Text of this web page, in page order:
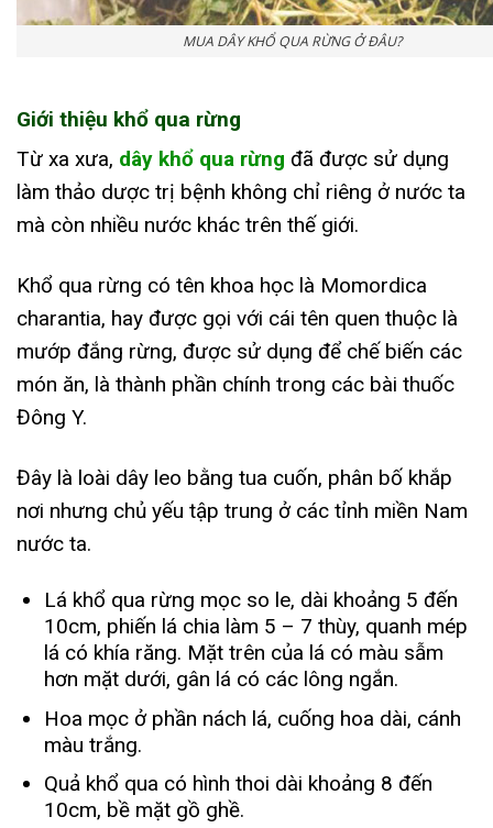
MUA DÂY KHỔ QUA RỪNG Ở ĐÂU?
Giới thiệu khổ qua rừng
Từ xa xưa, dây khổ qua rừng đã được sử dụng
làm thảo dược trị bệnh không chỉ riêng ở nước ta
mà còn nhiều nước khác trên thế giới.
Khổ qua rừng có tên khoa học là Momordica
charantia, hay được gọi với cái tên quen thuộc là
mướp đắng rừng, được sử dụng để chế biến các
món ăn, là thành phần chính trong các bài thuốc
Đông Y.
Đây là loài dây leo bằng tua cuốn, phân bố khắp
nơi nhưng chủ yếu tập trung ở các tỉnh miền Nam
nước ta.
Lá khổ qua rừng mọc so le, dài khoảng 5 đến
10cm, phiến lá chia làm 5 – 7 thùy, quanh mép
lá có khía răng. Mặt trên của lá có màu sẫm
hơn mặt dưới, gân lá có các lông ngắn.
Hoa mọc ở phần nách lá, cuống hoa dài, cánh
màu trắng.
Quả khổ qua có hình thoi dài khoảng 8 đến
10cm, bề mặt gồ ghề.